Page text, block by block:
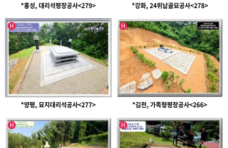
*홍성, 대리석평장공사<279> *강화, 24위납골묘공사<278>
H
인기글
*양평, 묘지대리석공사<277>
H
인기글
*김천, 가족형평장공사<266>
H
인기글
H
인기글